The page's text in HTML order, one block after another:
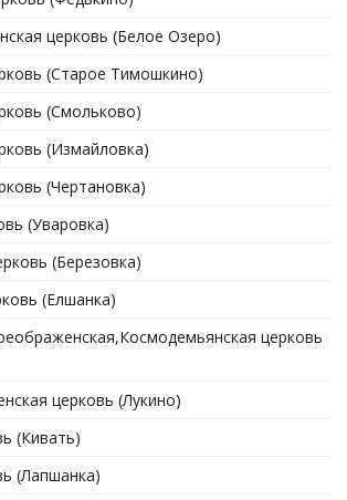
церковь (Белое Озеро)
(Старое Тимошкино)
(Смольково)
(Измайловка)
(Чертановка)
(Уваровка)
(Березовка)
(Елшанка)
церковь
церковь (Лукино)
(Кивать)
(Лапшанка)